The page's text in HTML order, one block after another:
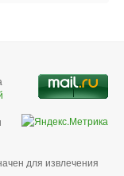
для извлечения